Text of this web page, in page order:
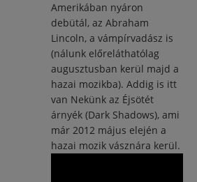
Amerikában nyáron
debütál, az Abraham
Lincoln, a vámpírvadász is
(nálunk előreláthatólag
augusztusban kerül majd a
hazai mozikba). Addig is itt
van Nekünk az Éjsötét
árnyék (Dark Shadows), ami
már 2012 május elején a
hazai mozik vásznára kerül.